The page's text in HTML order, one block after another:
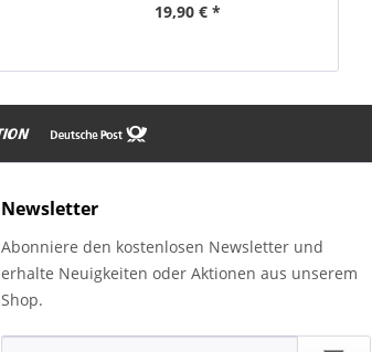
19,90 € *
Newsletter
Abonniere den kostenlosen Newsletter und
erhalte Neuigkeiten oder Aktionen aus unserem
Shop.